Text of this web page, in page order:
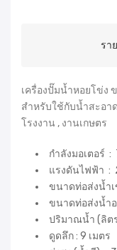
รา
เครื่องปั๊มน้ำหอยโข่ง
สำหรับใช้กับน้ำสะอา
โรงงาน , งานเกษตร
กำลังมอเตอร์ :
แรงดันไฟฟ้า :
ขนาดท่อส่งน้ำเ
ขนาดท่อส่งน้ำอ
ปริมาณน้ำ (ลิต
ดูดลึก : 9 เมตร